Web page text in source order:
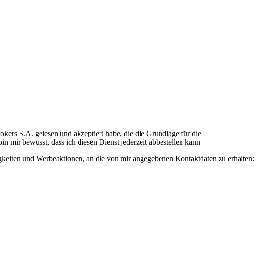
S.A. gelesen und akzeptiert habe, die die Grundlage für die
bewusst, dass ich diesen Dienst jederzeit abbestellen kann.
und Werbeaktionen, an die von mir angegebenen Kontaktdaten zu erhalten: